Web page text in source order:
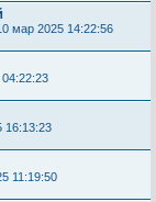
мар 2025 14:22:56
16:13:23
11:19:50